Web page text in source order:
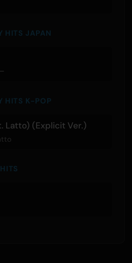
HITS JAPAN
HITS K-POP
Latto) (Explicit Ver.)